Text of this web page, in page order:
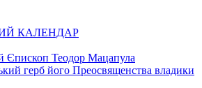
КАЛЕНДАР
Єпископ Теодор Мацапула
герб його Преосвященства владики